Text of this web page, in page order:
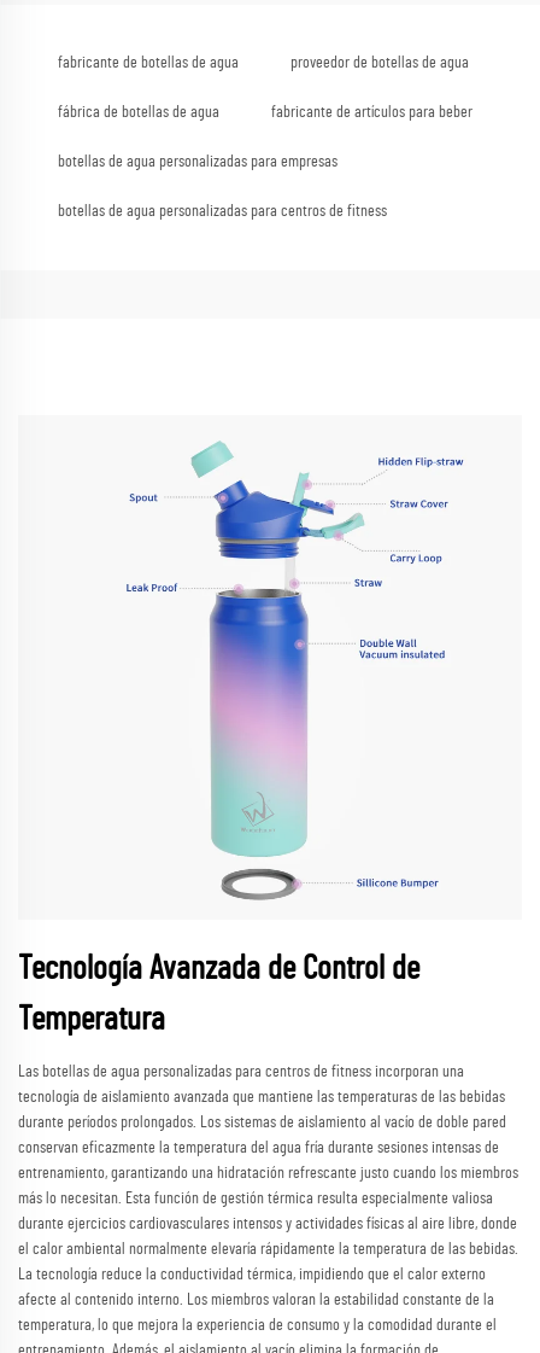
fabricante de botellas de agua proveedor de botellas de agua
fábrica de botellas de agua fabricante de artículos para beber
botellas de agua personalizadas para empresas
botellas de agua personalizadas para centros de fitness
Tecnología Avanzada de Control de
Temperatura
Las botellas de agua personalizadas para centros de fitness incorporan una
tecnología de aislamiento avanzada que mantiene las temperaturas de las bebidas
durante períodos prolongados. Los sistemas de aislamiento al vacío de doble pared
conservan eficazmente la temperatura del agua fría durante sesiones intensas de
entrenamiento, garantizando una hidratación refrescante justo cuando los miembros
más lo necesitan. Esta función de gestión térmica resulta especialmente valiosa
durante ejercicios cardiovasculares intensos y actividades físicas al aire libre, donde
el calor ambiental normalmente elevaría rápidamente la temperatura de las bebidas.
La tecnología reduce la conductividad térmica, impidiendo que el calor externo
afecte al contenido interno. Los miembros valoran la estabilidad constante de la
temperatura, lo que mejora la experiencia de consumo y la comodidad durante el